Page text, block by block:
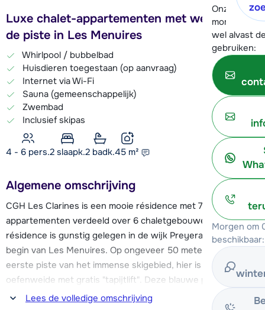
Onze
moment
wel alvast
gebruiken:
Morgen om
beschikbaar:
Luxe chalet-appartementen met wellness, bij
de piste in Les Menuires
Whirlpool / bubbelbad
Huisdieren toegestaan (op aanvraag)
Internet via Wi-Fi
Sauna (gemeenschappelijk)
Zwembad
Inclusief skipas
4 - 6 pers.2 slaapk.2 badk.45 m²
Algemene omschrijving
CGH Les Clarines is een mooie résidence met 78
appartementen verdeeld over 6 chaletgebouwen. De
résidence is gunstig gelegen in de wijk Preyerand, aan het
begin van Les Menuires. Op ongeveer 50 meter vind je de
eerste piste van het immense skigebied, hier is ook een
oefenweide met gratis "tapijtlift". Deze blauwe piste brengt
je naar de Tortollet en de Rocher Noir stoeltjesliften. Met
Lees de volledige omschrijving